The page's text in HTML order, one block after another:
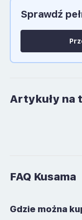
Język polski: NIE
Sprawdź
Artykuły na
FAQ Kusama
Gdzie można